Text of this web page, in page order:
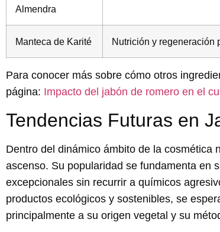
Almendra
Manteca de Karité Nutrición y regeneración
Para conocer más sobre cómo otros
página: Impacto del jabón de romero en el
Tendencias Futuras en
Dentro del dinámico ámbito de la cosmética
ascenso. Su popularidad se fundamenta en
excepcionales sin recurrir a químicos
productos ecológicos y sostenibles, se
principalmente a su origen vegetal y su